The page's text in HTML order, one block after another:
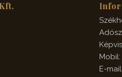
Mobil:
E-